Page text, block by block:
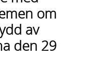
om
av
den 29